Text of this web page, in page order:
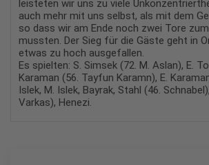
leisteten wir uns zu viele
auch mehr mit uns selbst, als mit dem
so dass wir am Ende noch zwei Tore
mussten. Der Sieg für die Gäste geht in
etwas zu hoch ausgefallen.
Es spielten: S. Simsek (72. M. Aslan), E.
Karaman (56. Tayfun Karamn), E.
Islek, M. Islek, Bayrak, Stahl (46.
Varkas), Henezi.